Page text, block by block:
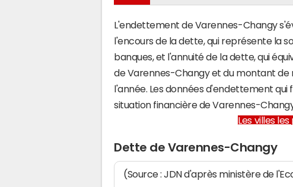
L'endettement de Varennes-Changy
l'encours de la dette, qui représente la
banques, et l'annuité de la dette, qui
de Varennes-Changy et du montant
l'année. Les données d'endettement
situation financière de Varennes-
Les villes
Dette de Varennes-Changy
(Source : JDN d'après ministère de